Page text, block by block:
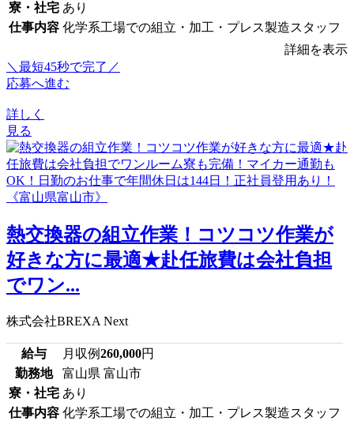
寮・社宅 あり
仕事内容 化学系工場での組立・加工・プレス製造スタッフ
詳細を表示
＼最短45秒で完了／
応募へ進む
詳しく
見る
熱交換器の組立作業！コツコツ作業が
好きな方に最適★赴任旅費は会社負担
でワン...
株式会社BREXA Next
給与 月収例260,000円
勤務地
富山県 富山市
寮・社宅 あり
仕事内容 化学系工場での組立・加工・プレス製造スタッフ